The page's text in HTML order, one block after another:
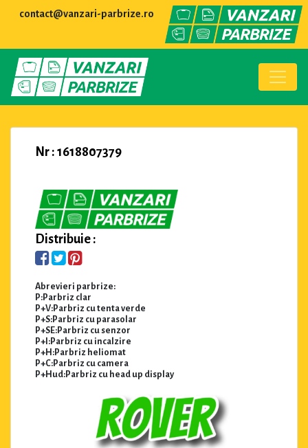
contact@vanzari-parbrize.ro
Nr : 1618807379
Distribuie :
Abrevieri parbrize:
P:Parbriz clar
P+V:Parbriz cu tenta verde
P+S:Parbriz cu parasolar
P+SE:Parbriz cu senzor
P+I:Parbriz cu incalzire
P+H:Parbriz heliomat
P+C:Parbriz cu camera
P+Hud:Parbriz cu head up display